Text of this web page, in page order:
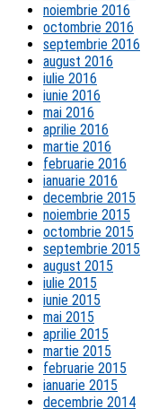
noiembrie 2016
octombrie 2016
septembrie 2016
august 2016
iulie 2016
iunie 2016
mai 2016
aprilie 2016
martie 2016
februarie 2016
ianuarie 2016
decembrie 2015
noiembrie 2015
octombrie 2015
septembrie 2015
august 2015
iulie 2015
iunie 2015
mai 2015
aprilie 2015
martie 2015
februarie 2015
ianuarie 2015
decembrie 2014